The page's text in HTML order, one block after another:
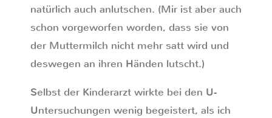
natürlich auch anlutschen. (Mir ist aber auch
schon vorgeworfen worden, dass sie von
der Muttermilch nicht mehr satt wird und
deswegen an ihren Händen lutscht.)
Selbst der Kinderarzt wirkte bei den U-
Untersuchungen wenig begeistert, als ich